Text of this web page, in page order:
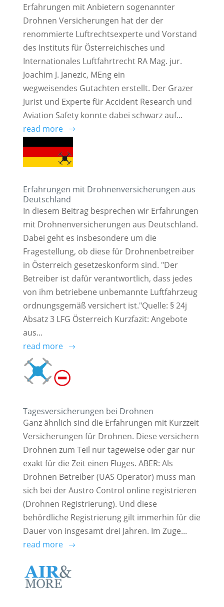
Erfahrungen mit Anbietern sogenannter
Drohnen Versicherungen hat der der
renommierte Luftrechtsexperte und Vorstand
des Instituts für Österreichisches und
Internationales Luftfahrtrecht RA Mag. jur.
Joachim J. Janezic, MEng ein
wegweisendes Gutachten erstellt. Der Grazer
Jurist und Experte für Accident Research und
Aviation Safety konnte dabei schwarz auf...
read more
Erfahrungen mit Drohnenversicherungen aus
Deutschland
In diesem Beitrag besprechen wir Erfahrungen
mit Drohnenversicherungen aus Deutschland.
Dabei geht es insbesondere um die
Fragestellung, ob diese für Drohnenbetreiber
in Österreich gesetzeskonform sind. "Der
Betreiber ist dafür verantwortlich, dass jedes
von ihm betriebene unbemannte Luftfahrzeug
ordnungsgemäß versichert ist."Quelle: § 24j
Absatz 3 LFG Österreich Kurzfazit: Angebote
aus...
read more
Tagesversicherungen bei Drohnen
Ganz ähnlich sind die Erfahrungen mit Kurzzeit
Versicherungen für Drohnen. Diese versichern
Drohnen zum Teil nur tageweise oder gar nur
exakt für die Zeit einen Fluges. ABER: Als
Drohnen Betreiber (UAS Operator) muss man
sich bei der Austro Control online registrieren
(Drohnen Registrierung). Und diese
behördliche Registrierung gilt immerhin für die
Dauer von insgesamt drei Jahren. Im Zuge...
read more